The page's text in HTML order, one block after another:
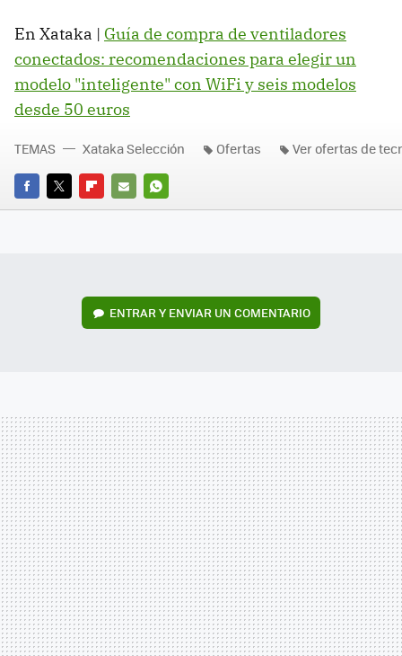
En Xataka | Guía de compra de ventiladores
conectados: recomendaciones para elegir un
modelo "inteligente" con WiFi y seis modelos
desde 50 euros
FACEBOOK
TWITTERFLIPBOARD
E-
WHATSAPP
TEMAS Xataka Selección Ofertas Ver ofertas de
ENTRAR Y ENVIAR UN COMENTARIO